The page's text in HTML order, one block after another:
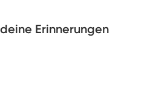
Erinnerungen